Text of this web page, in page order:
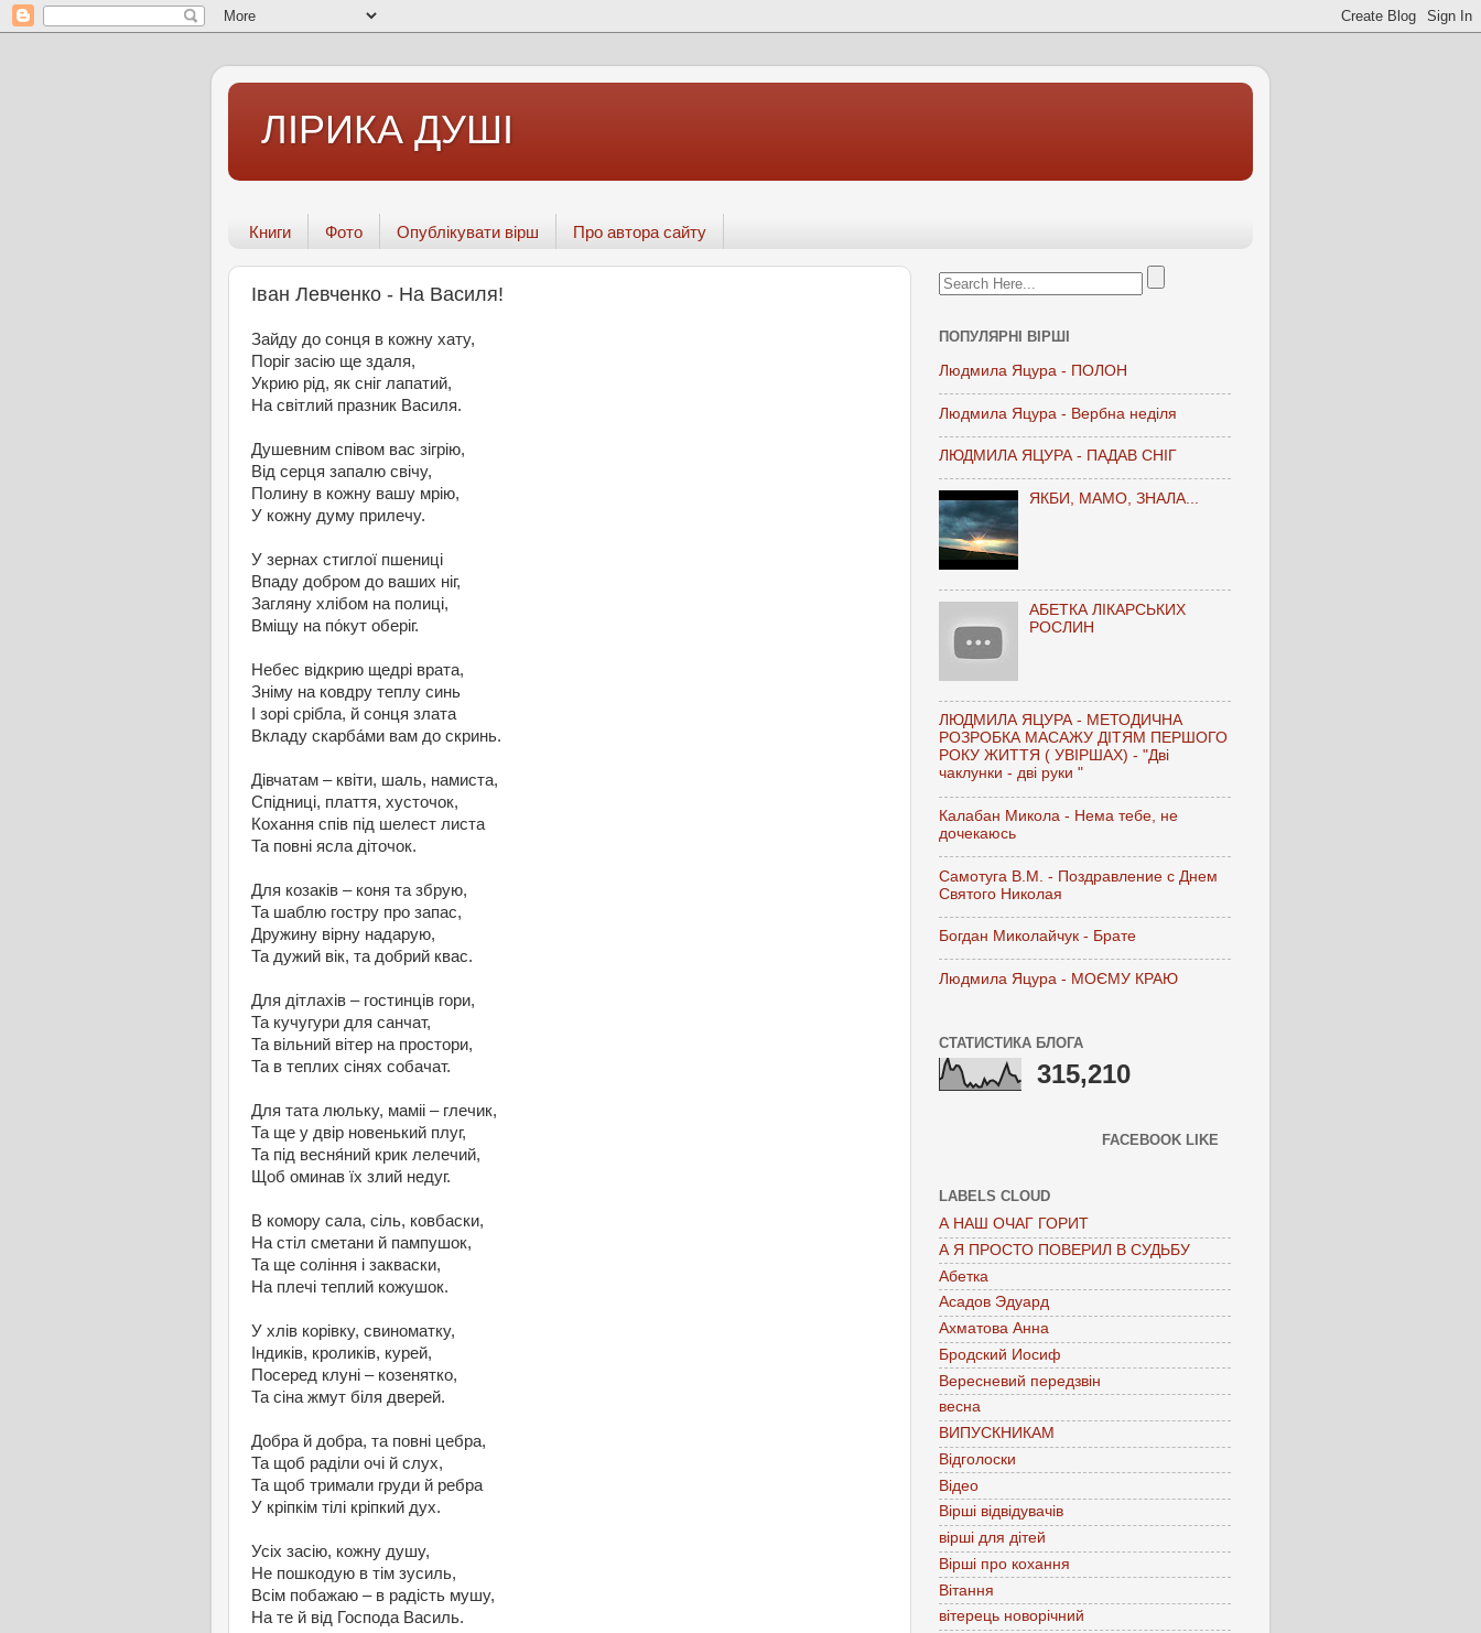
ЛІРИКА ДУШІ
Книги Фото Опублікувати вірш Про автора сайту
Іван Левченко - На Василя!
Зайду до сонця в кожну хату,
Поріг засію ще здаля,
Укрию рід, як сніг лапатий,
На світлий празник Василя.
Душевним співом вас зігрію,
Від серця запалю свічу,
Полину в кожну вашу мрію,
У кожну думу прилечу.
У зернах стиглої пшениці
Впаду добром до ваших ніг,
Загляну хлібом на полиці,
Вміщу на по́кут оберіг.
Небес відкрию щедрі врата,
Зніму на ковдру теплу синь
І зорі срібла, й сонця злата
Вкладу скарба́ми вам до скринь.
Дівчатам – квіти, шаль, намиста,
Спідниці, плаття, хусточок,
Кохання спів під шелест листа
Та повні ясла діточок.
Для козаків – коня та збрую,
Та шаблю гостру про запас,
Дружину вірну надарую,
Та дужий вік, та добрий квас.
Для дітлахів – гостинців гори,
Та кучугури для санчат,
Та вільний вітер на простори,
Та в теплих сінях собачат.
Для тата люльку, маміі – глечик,
Та ще у двір новенький плуг,
Та під весня́ний крик лелечий,
Щоб оминав їх злий недуг.
В комору сала, сіль, ковбаски,
На стіл сметани й пампушок,
Та ще соління і закваски,
На плечі теплий кожушок.
У хлів корівку, свиноматку,
Індиків, кроликів, курей,
Посеред клуні – козенятко,
Та сіна жмут біля дверей.
Добра й добра, та повні цебра,
Та щоб раділи очі й слух,
Та щоб тримали груди й ребра
У кріпкім тілі кріпкий дух.
Усіх засію, кожну душу,
Не пошкодую в тім зусиль,
Всім побажаю – в радість мушу,
На те й від Господа Василь.
ПОПУЛЯРНІ ВІРШІ
Людмила Яцура - ПОЛОН
Людмила Яцура - Вербна неділя
ЛЮДМИЛА ЯЦУРА - ПАДАВ СНІГ
ЯКБИ, МАМО, ЗНАЛА...
АБЕТКА ЛІКАРСЬКИХ
РОСЛИН
ЛЮДМИЛА ЯЦУРА - МЕТОДИЧНА
РОЗРОБКА МАСАЖУ ДІТЯМ ПЕРШОГО
РОКУ ЖИТТЯ ( УВІРШАХ) - "Дві
чаклунки - дві руки "
Калабан Микола - Нема тебе, не
дочекаюсь
Самотуга В.М. - Поздравление с Днем
Святого Николая
Богдан Миколайчук - Брате
Людмила Яцура - МОЄМУ КРАЮ
СТАТИСТИКА БЛОГА
315,210
FACEBOOK LIKE
LABELS CLOUD
А НАШ ОЧАГ ГОРИТ
А Я ПРОСТО ПОВЕРИЛ В СУДЬБУ
Абетка
Асадов Эдуард
Ахматова Анна
Бродский Иосиф
Вересневий передзвін
весна
ВИПУСКНИКАМ
Відголоски
Відео
Вірші відвідувачів
вірші для дітей
Вірші про кохання
Вітання
вітерець новорічний